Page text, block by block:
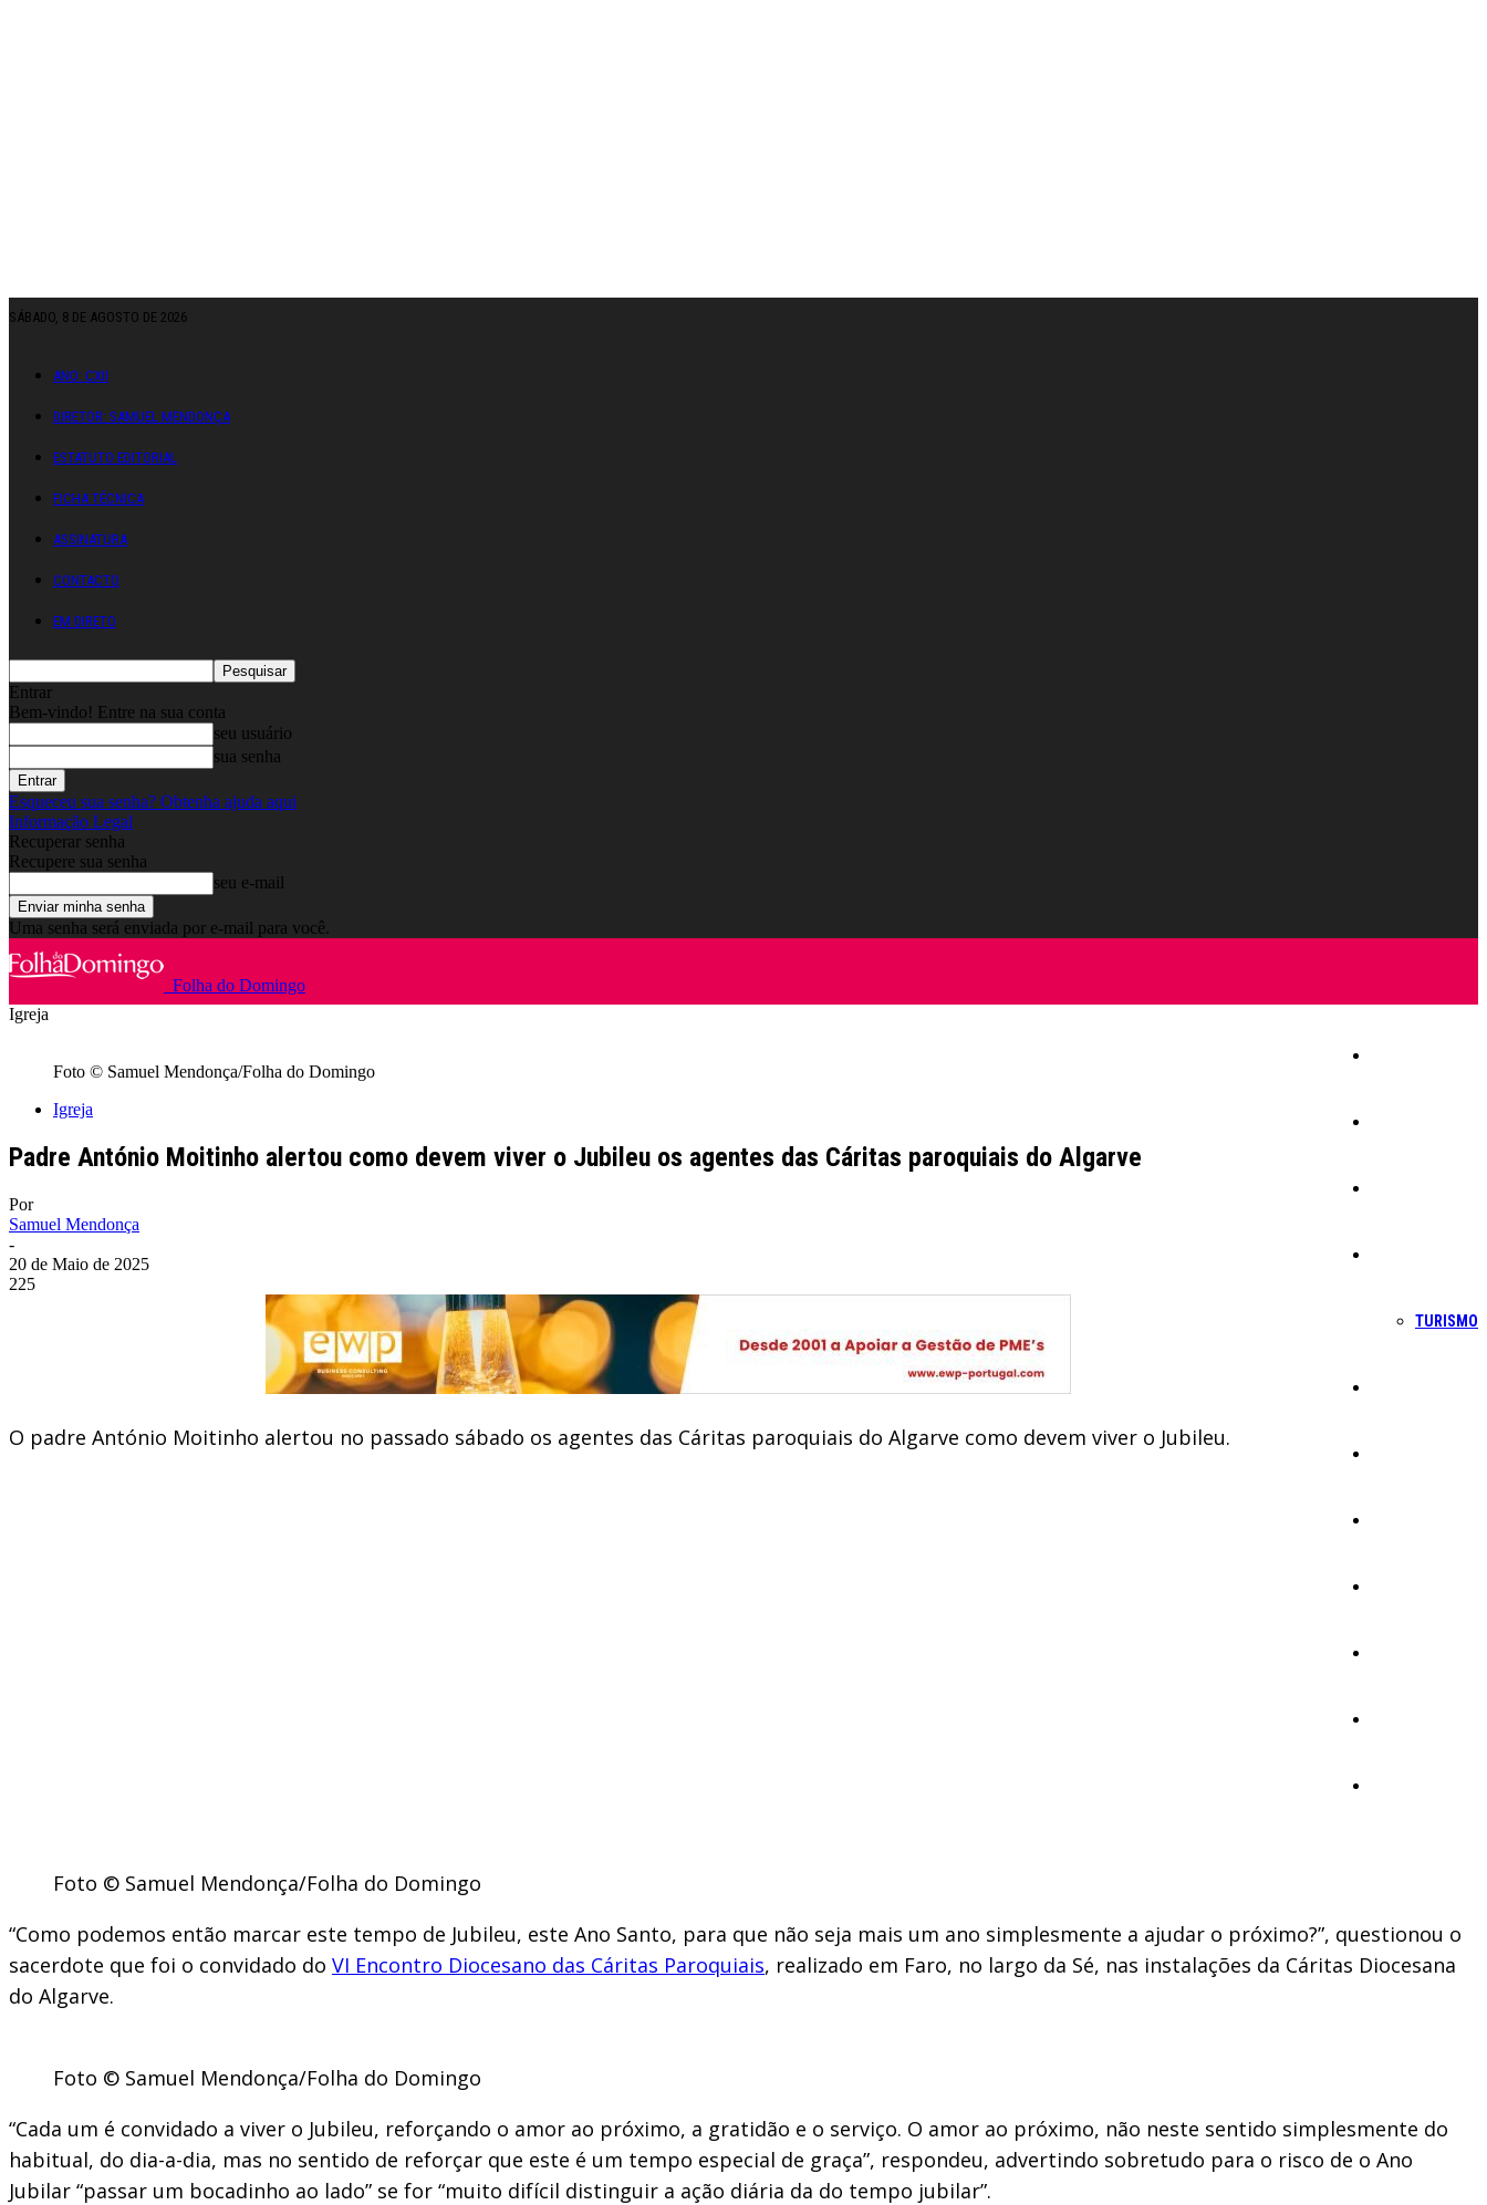
SÁBADO, 8 DE AGOSTO DE 2026
ANO: CXII
DIRETOR: SAMUEL MENDONÇA
ESTATUTO EDITORIAL
FICHA TÉCNICA
ASSINATURA
CONTACTO
EM DIRETO
Entrar
Bem-vindo! Entre na sua conta
seu usuário
sua senha
Esqueceu sua senha? Obtenha ajuda aqui
Informação Legal
Recuperar senha
Recupere sua senha
seu e-mail
Uma senha será enviada por e-mail para você.
Folha do Domingo
TURISMO
Igreja
Foto © Samuel Mendonça/Folha do Domingo
Igreja
Padre António Moitinho alertou como devem viver o Jubileu os agentes das Cáritas paroquiais do Algarve
Por
Samuel Mendonça
-
20 de Maio de 2025
225
O padre António Moitinho alertou no passado sábado os agentes das Cáritas paroquiais do Algarve como devem viver o Jubileu.
Foto © Samuel Mendonça/Folha do Domingo
“Como podemos então marcar este tempo de Jubileu, este Ano Santo, para que não seja mais um ano simplesmente a ajudar o próximo?”, questionou o
sacerdote que foi o convidado do VI Encontro Diocesano das Cáritas Paroquiais, realizado em Faro, no largo da Sé, nas instalações da Cáritas Diocesana
do Algarve.
Foto © Samuel Mendonça/Folha do Domingo
“Cada um é convidado a viver o Jubileu, reforçando o amor ao próximo, a gratidão e o serviço. O amor ao próximo, não neste sentido simplesmente do
habitual, do dia-a-dia, mas no sentido de reforçar que este é um tempo especial de graça”, respondeu, advertindo sobretudo para o risco de o Ano
Jubilar “passar um bocadinho ao lado” se for “muito difícil distinguir a ação diária da do tempo jubilar”.